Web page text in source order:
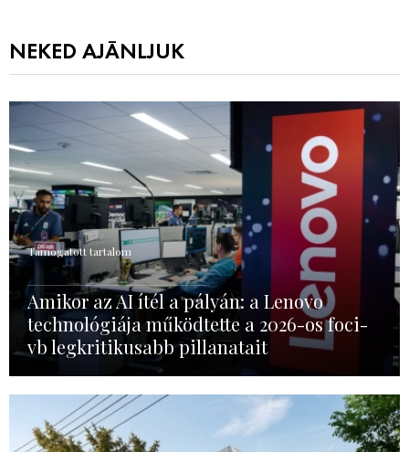
NEKED AJÁNLJUK
Támogatott tartalom
Amikor az AI ítél a pályán: a Lenovo
technológiája működtette a 2026-os foci-
vb legkritikusabb pillanatait